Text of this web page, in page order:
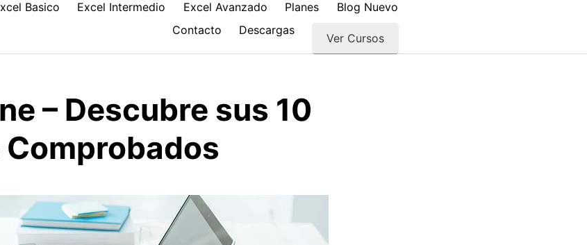
Basico Excel Intermedio Excel Avanzado Planes
Blog Nuevo
Contacto
Descargas
Ver Cursos
– Descubre sus 10